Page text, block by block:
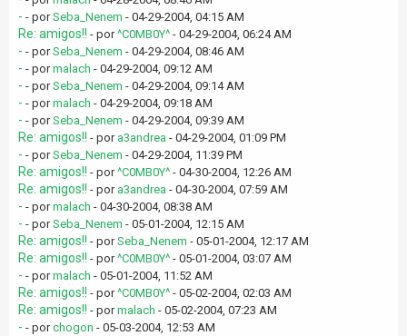
- - porSeba_Nenem - 04-29-2004, 04:15 AM
Re: amigos!! - por^C0MB0Y^ - 04-29-2004, 06:24 AM
- - porSeba_Nenem - 04-29-2004, 08:46 AM
- - pormalach - 04-29-2004, 09:12 AM
- - porSeba_Nenem - 04-29-2004, 09:14 AM
- - pormalach - 04-29-2004, 09:18 AM
- - porSeba_Nenem - 04-29-2004, 09:39 AM
Re: amigos!! - por a3andrea - 04-29-2004, 01:09 PM
- - porSeba_Nenem - 04-29-2004, 11:39 PM
Re: amigos!! - por^C0MB0Y^ - 04-30-2004, 12:26 AM
Re: amigos!! - por a3andrea - 04-30-2004, 07:59 AM
- - pormalach - 04-30-2004, 08:38 AM
- - porSeba_Nenem - 05-01-2004, 12:15 AM
Re: amigos!! - porSeba_Nenem - 05-01-2004, 12:17 AM
Re: amigos!! - por^C0MB0Y^ - 05-01-2004, 03:07 AM
- - pormalach - 05-01-2004, 11:52 AM
Re: amigos!! - por^C0MB0Y^ - 05-02-2004, 02:03 AM
Re: amigos!! - pormalach - 05-02-2004, 07:23 AM
- - porchogon - 05-03-2004, 12:53 AM